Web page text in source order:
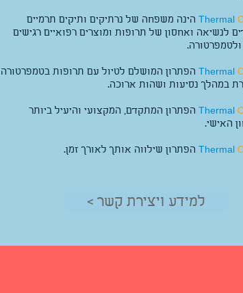
Thermal הינה משפחה של נרתיקים ותיקים תרמיים
לנשיאה ואחסון של תרופות ומוצרים רפואיים רגישים
ולטמפרטורה.
Thermal הפתרון המושלם לטיול עם תרופות בטמפרטורה
במהלך נסיעות ושהות ארוכה.
Thermal הפתרון המתקדם, המקצועי והיעיל ביותר
האישי.
Thermal הפתרון שילווה אותך לאורך זמן.
< למידע ויצירת קשר